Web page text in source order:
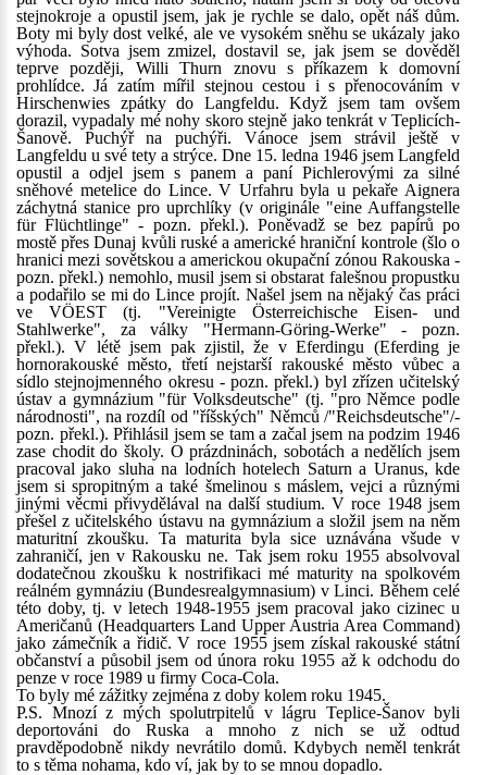
stejnokroje a opustil jsem, jak je rychle se dalo, opět náš dům.
Boty mi byly dost velké, ale ve vysokém sněhu se ukázaly jako
výhoda. Sotva jsem zmizel, dostavil se, jak jsem se dověděl
teprve později, Willi Thurn znovu s příkazem k domovní
prohlídce. Já zatím mířil stejnou cestou i s přenocováním v
Hirschenwies zpátky do Langfeldu. Když jsem tam ovšem
dorazil, vypadaly mé nohy skoro stejně jako tenkrát v Teplicích-
Šanově. Puchýř na puchýři. Vánoce jsem strávil ještě v
Langfeldu u své tety a strýce. Dne 15. ledna 1946 jsem Langfeld
opustil a odjel jsem s panem a paní Pichlerovými za silné
sněhové metelice do Lince. V Urfahru byla u pekaře Aignera
záchytná stanice pro uprchlíky (v originále "eine Auffangstelle
für Flüchtlinge" - pozn. překl.). Poněvadž se bez papírů po
mostě přes Dunaj kvůli ruské a americké hraniční kontrole (šlo o
hranici mezi sovětskou a americkou okupační zónou Rakouska -
pozn. překl.) nemohlo, musil jsem si obstarat falešnou propustku
a podařilo se mi do Lince projít. Našel jsem na nějaký čas práci
ve VÖEST (tj. "Vereinigte Österreichische Eisen- und
Stahlwerke", za války "Hermann-Göring-Werke" - pozn.
překl.). V létě jsem pak zjistil, že v Eferdingu (Eferding je
hornorakouské město, třetí nejstarší rakouské město vůbec a
sídlo stejnojmenného okresu - pozn. překl.) byl zřízen učitelský
ústav a gymnázium "für Volksdeutsche" (tj. "pro Němce podle
národnosti", na rozdíl od "říšských" Němců /"Reichsdeutsche"/-
pozn. překl.). Přihlásil jsem se tam a začal jsem na podzim 1946
zase chodit do školy. O prázdninách, sobotách a nedělích jsem
pracoval jako sluha na lodních hotelech Saturn a Uranus, kde
jsem si spropitným a také šmelinou s máslem, vejci a různými
jinými věcmi přivydělával na další studium. V roce 1948 jsem
přešel z učitelského ústavu na gymnázium a složil jsem na něm
maturitní zkoušku. Ta maturita byla sice uznávána všude v
zahraničí, jen v Rakousku ne. Tak jsem roku 1955 absolvoval
dodatečnou zkoušku k nostrifikaci mé maturity na spolkovém
reálném gymnáziu (Bundesrealgymnasium) v Linci. Během celé
této doby, tj. v letech 1948-1955 jsem pracoval jako cizinec u
Američanů (Headquarters Land Upper Austria Area Command)
jako zámečník a řidič. V roce 1955 jsem získal rakouské státní
občanství a působil jsem od února roku 1955 až k odchodu do
penze v roce 1989 u firmy Coca-Cola.
To byly mé zážitky zejména z doby kolem roku 1945.
P.S. Mnozí z mých spolutrpitelů v lágru Teplice-Šanov byli
deportováni do Ruska a mnoho z nich se už odtud
pravděpodobně nikdy nevrátilo domů. Kdybych neměl tenkrát
to s těma nohama, kdo ví, jak by to se mnou dopadlo.